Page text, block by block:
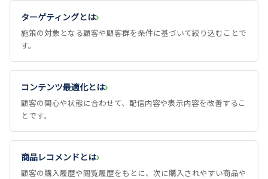
ターゲティングとは
施策の対象となる顧客や顧客群を条件に基づいて絞り込むことで
す。
コンテンツ最適化とは
顧客の関心や状態に合わせて、配信内容や表示内容を改善するこ
とです。
商品レコメンドとは
顧客の購入履歴や閲覧履歴をもとに、次に購入されやすい商品や